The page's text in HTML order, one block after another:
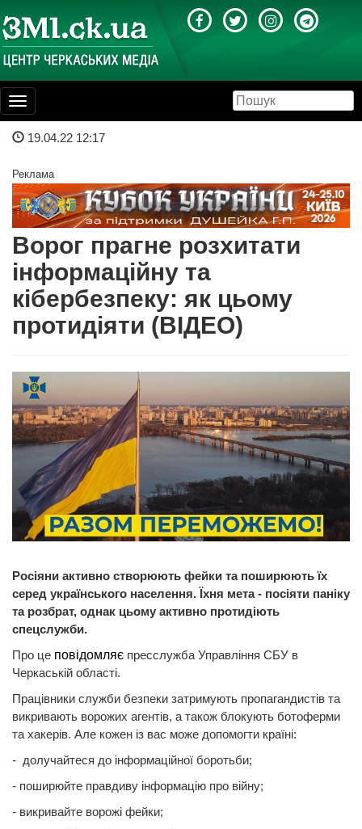
Toggle
navigation
19.04.22 12:17
Реклама
Ворог прагне розхитати
інформаційну та
кібербезпеку: як цьому
протидіяти (ВІДЕО)
Росіяни активно створюють фейки та поширюють їх
серед українського населення. Їхня мета - посіяти паніку
та розбрат, однак цьому активно протидіють
спецслужби.
Про це повідомляє пресслужба Управління СБУ в
Черкаській області.
Працівники служби безпеки затримують пропагандистів та
викривають ворожих агентів, а також блокують ботоферми
та хакерів. Але кожен із вас може допомогти країні:
- долучайтеся до інформаційної боротьби;
- поширюйте правдиву інформацію про війну;
- викривайте ворожі фейки;